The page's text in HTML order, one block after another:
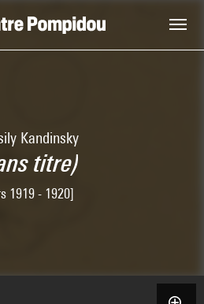
Kandinsky
titre)
1919 - 1920]